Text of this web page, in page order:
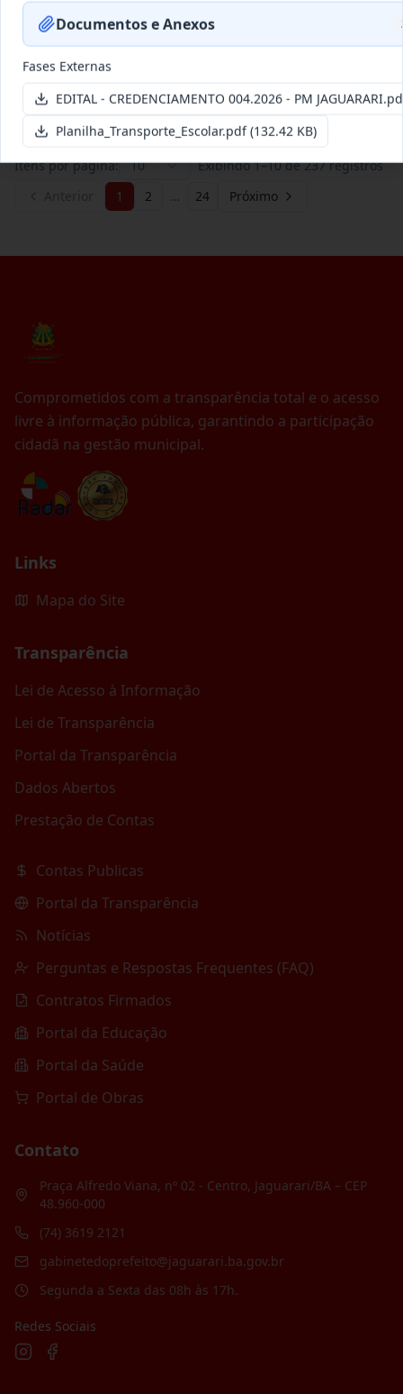
INEX054-2026
Inexigibilidade
JURÍDICA ESPECIALIZADA,
Situação Ver detalhes
Itens por página: 10 Exibindo1–10de237 registros
1 2 … 24 Próximo
Comprometidos com a transparência total e o acesso
livre à informação pública, garantindo a participação
cidadã na gestão municipal.
Links
Mapa do Site
Transparência
Lei de Acesso à Informação
Lei de Transparência
Portal da Transparência
Dados Abertos
Prestação de Contas
Contas Publicas
Portal da Transparência
Notícias
Perguntas e Respostas Frequentes (FAQ)
Contratos Firmados
Portal da Educação
Portal da Saúde
Portal de Obras
Contato
Praça Alfredo Viana, nº 02 - Centro, Jaguarari/BA – CEP
48.960-000
(74) 3619 2121
gabinetedoprefeito@jaguarari.ba.gov.br
Segunda a Sexta das 08h às 17h.
Redes Sociais
Documentos e Anexos
Fases Externas
EDITAL - CREDENCIAMENTO 004.2026 - PM
Planilha_Transporte_Escolar.pdf(132.42 KB)